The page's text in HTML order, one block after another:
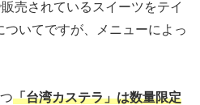
売されているスイーツをテイ
ついてですが、メニューによっ
「台湾カステラ」は数量限定